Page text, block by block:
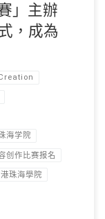
」主辦
，成為
海学院
创作比赛报名
珠海學院